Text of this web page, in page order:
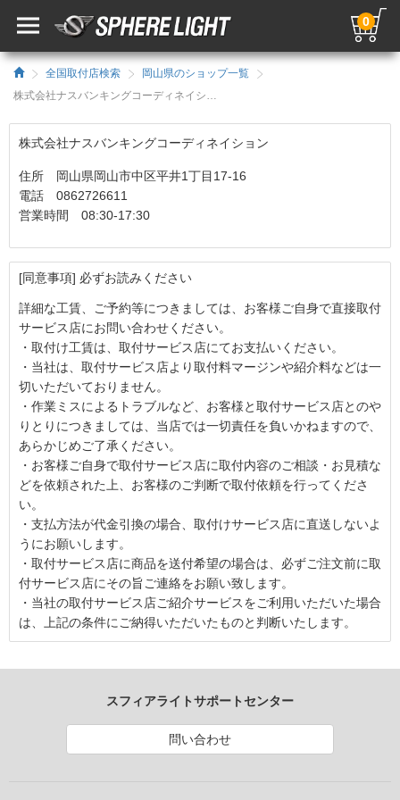
0
全国取付店検索
岡山県のショップ一覧
株式会社ナスバンキングコーディネイション
株式会社ナスバンキングコーディネイション
住所 岡山県岡山市中区平井1丁目17-16
電話 0862726611
営業時間 08:30-17:30
[同意事項] 必ずお読みください
詳細な工賃、ご予約等につきましては、お客様ご自身で直接取付
サービス店にお問い合わせください。
・取付け工賃は、取付サービス店にてお支払いください。
・当社は、取付サービス店より取付料マージンや紹介料などは一
切いただいておりません。
・作業ミスによるトラブルなど、お客様と取付サービス店とのや
りとりにつきましては、当店では一切責任を負いかねますので、
あらかじめご了承ください。
・お客様ご自身で取付サービス店に取付内容のご相談・お見積な
どを依頼された上、お客様のご判断で取付依頼を行ってくださ
い。
・支払方法が代金引換の場合、取付けサービス店に直送しないよ
うにお願いします。
・取付サービス店に商品を送付希望の場合は、必ずご注文前に取
付サービス店にその旨ご連絡をお願い致します。
・当社の取付サービス店ご紹介サービスをご利用いただいた場合
は、上記の条件にご納得いただいたものと判断いたします。
スフィアライトサポートセンター
問い合わせ